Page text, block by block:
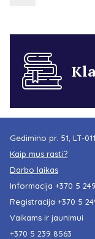
Gedimino pr. 51, LT-
Kaip mus rasti?
Darbo laikas
Informacija +370 5
Registracija +370 5
Vaikams ir jaunimui
+370 5 239 8563